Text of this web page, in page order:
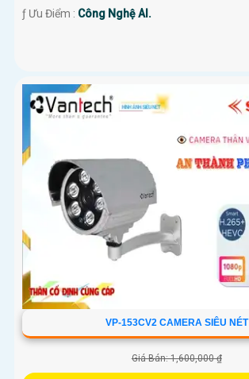
️ƒ Ưu Điểm : Công Nghệ AI.
VP-153CV2 CAMERA SIÊU NÉT
Giá Bán: 1,600,000 ₫